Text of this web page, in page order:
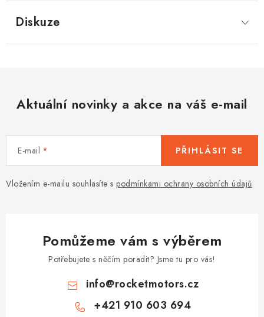
Diskuze
Aktuální novinky a akce na váš e-mail
E-mail
Vložením e-mailu souhlasíte s podmínkami ochrany osobních údajů
PŘIHLÁSIT SE
Pomůžeme vám s výběrem
Potřebujete s něčím poradit? Jsme tu pro vás!
info@rocketmotors.cz
+421 910 603 694